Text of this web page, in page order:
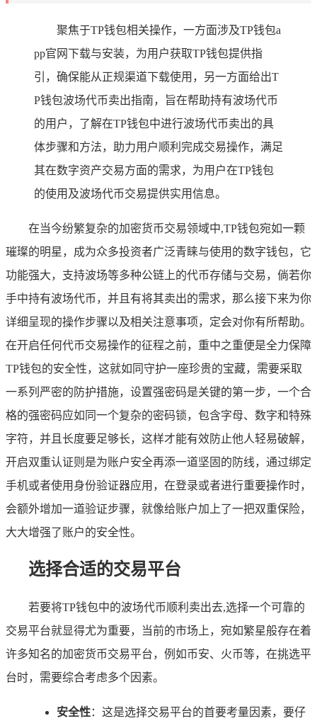
聚焦于TP钱包相关操作，一方面涉及TP钱包a
pp官网下载与安装，为用户获取TP钱包提供指
引，确保能从正规渠道下载使用，另一方面给出T
P钱包波场代币卖出指南，旨在帮助持有波场代币
的用户，了解在TP钱包中进行波场代币卖出的具
体步骤和方法，助力用户顺利完成交易操作，满足
其在数字资产交易方面的需求，为用户在TP钱包
的使用及波场代币交易提供实用信息。
在当今纷繁复杂的加密货币交易领域中,TP钱包宛如一颗
璀璨的明星，成为众多投资者广泛青睐与使用的数字钱包，它
功能强大，支持波场等多种公链上的代币存储与交易，倘若你
手中持有波场代币，并且有将其卖出的需求，那么接下来为你
详细呈现的操作步骤以及相关注意事项，定会对你有所帮助。
在开启任何代币交易操作的征程之前，重中之重便是全力保障
TP钱包的安全性，这就如同守护一座珍贵的宝藏，需要采取
一系列严密的防护措施，设置强密码是关键的第一步，一个合
格的强密码应如同一个复杂的密码锁，包含字母、数字和特殊
字符，并且长度要足够长，这样才能有效防止他人轻易破解，
开启双重认证则是为账户安全再添一道坚固的防线，通过绑定
手机或者使用身份验证器应用，在登录或者进行重要操作时，
会额外增加一道验证步骤，就像给账户加上了一把双重保险，
大大增强了账户的安全性。
选择合适的交易平台
若要将TP钱包中的波场代币顺利卖出去,选择一个可靠的
交易平台就显得尤为重要，当前的市场上，宛如繁星般存在着
许多知名的加密货币交易平台，例如币安、火币等，在挑选平
台时，需要综合考虑多个因素。
安全性：这是选择交易平台的首要考量因素，要仔